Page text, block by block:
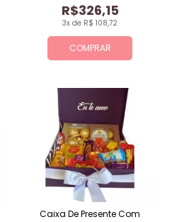
COMPRAR
3x de R$ 108,72
R$326,15
Caixa De Presente Com